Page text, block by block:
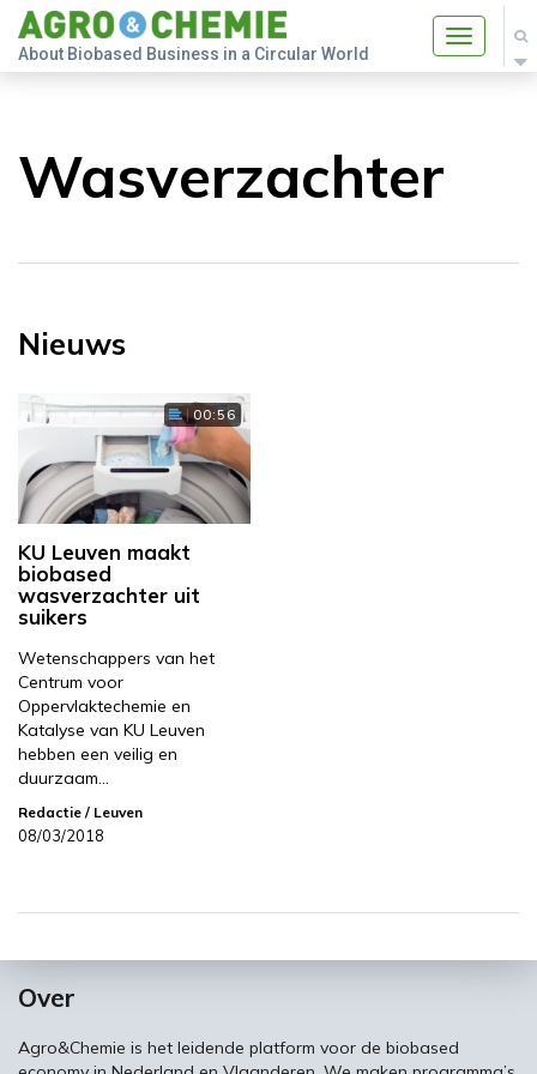
Toggle
About Biobased Business in a Circular World
Wasverzachter
Nieuws
00:56
KU Leuven maakt
biobased
wasverzachter uit
suikers
Wetenschappers van het
Centrum voor
Oppervlaktechemie en
Katalyse van KU Leuven
hebben een veilig en
duurzaam…
Redactie / Leuven
08/03/2018
Over
Agro&Chemie is het leidende platform voor de biobased